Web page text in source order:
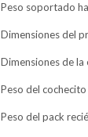
Peso soportado
Dimensiones del
Dimensiones de
Peso del
Peso del pack